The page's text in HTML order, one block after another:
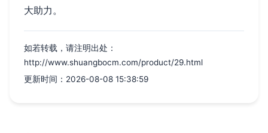
大助力。
如若转载，请注明出处：
http://www.shuangbocm.com/product/29.html
更新时间：2026-08-08 15:38:59